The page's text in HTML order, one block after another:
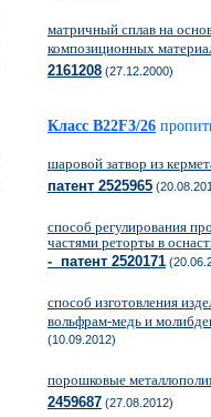
матричный сплав на
композиционных
2161208 (27.12.2000)
Класс B22F3/26
шаровой затвор из
патент 2525965
способ регулирования
частями реторты в
- патент 2520171
способ изготовления
вольфрам-медь и
(10.09.2012)
порошковые
2459687 (27.08.2012)